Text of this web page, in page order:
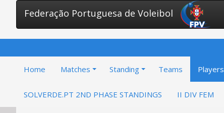
Federação Portuguesa de Voleibol
Home Matches Standing Teams Players
SOLVERDE.PT 2ND PHASE STANDINGS II DIV FEM